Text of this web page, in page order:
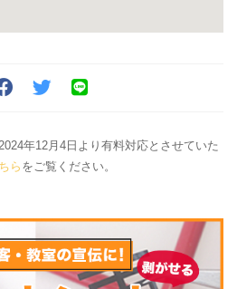
年12月4日より有料対応とさせていた
ら をご覧ください。